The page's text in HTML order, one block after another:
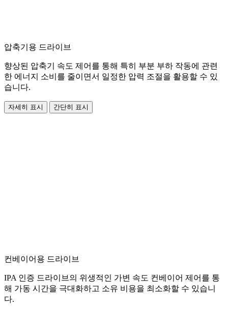
압축기용 드라이브
향상된 압축기 속도 제어를 통해 특히 부분 부하 작동에 관련
한 에너지 소비를 줄이면서 일정한 압력 조절을 활용할 수 있
습니다.
자세히 표시 간단히 표시
컨베이어용 드라이브
IPA 인증 드라이브의 위생적인 가변 속도 컨베이어 제어를 통
해 가동 시간을 극대화하고 소유 비용을 최소화할 수 있습니
다.